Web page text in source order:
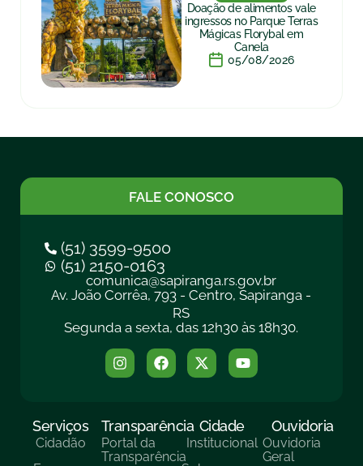
Doação de alimentos vale
ingressos no Parque Terras
Mágicas Florybal em
Canela
05/08/2026
FALE CONOSCO
(51) 3599-9500
(51) 2150-0163
comunica@sapiranga.rs.gov.br
Av. João Corrêa, 793 - Centro, Sapiranga -
RS
Segunda a sexta, das 12h30 às 18h30.
Serviços
Cidadão
Transparência
Portal da
Transparência
Cidade
Institucional
Ouvidoria
Ouvidoria
Geral